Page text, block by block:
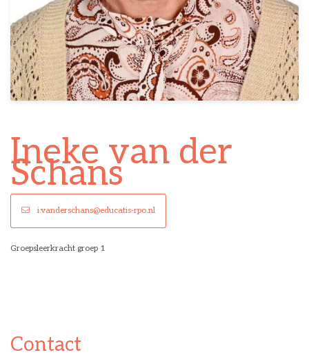
Ineke van der
Schans
i.vanderschans@educatis-rpo.nl
Groepsleerkracht groep 1
Contact